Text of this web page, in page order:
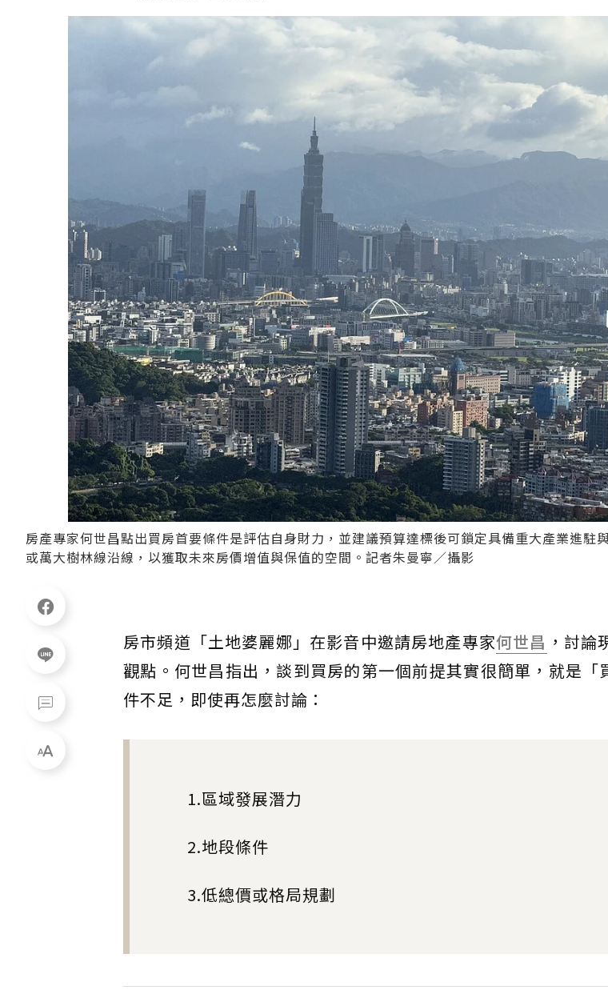
房產專家何世昌點出買房首要條件是評估自身財力，並建議預算達標後可鎖定具備重大產業進駐
或萬大樹林線沿線，以獲取未來房價增值與保值的空間。記者朱曼寧／攝影
房市頻道「土地婆麗娜」在影音中邀請房地產專家何世昌 ，討論
觀點。何世昌指出，談到買房的第一個前提其實很簡單，就是「
件不足，即使再怎麼討論：
1.區域發展潛力
2.地段條件
3.低總價或格局規劃